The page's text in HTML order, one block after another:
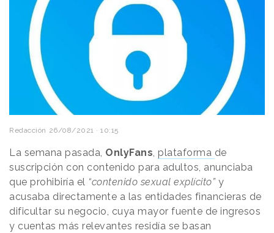
Redacción 26/08/2021 · 10:15
La semana pasada, OnlyFans, plataforma de
suscripción con contenido para adultos, anunciaba
que prohibiría el “contenido sexual explícito”y
acusaba directamente a las entidades financieras de
dificultar su negocio, cuya mayor fuente de ingresos
y cuentas más relevantes residía se basan